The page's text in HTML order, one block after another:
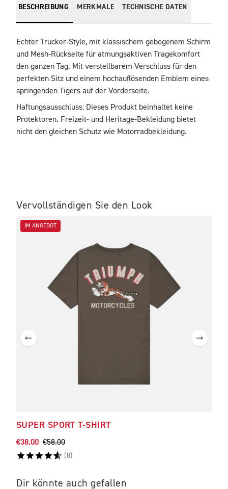
BESCHREIBUNG MERKMALE TECHNISCHE DATEN
Echter Trucker-Style, mit klassischem gebogenem Schirm
und Mesh-Rückseite für atmungsaktiven Tragekomfort
den ganzen Tag. Mit verstellbarem Verschluss für den
perfekten Sitz und einem hochauflösenden Emblem eines
springenden Tigers auf der Vorderseite.
Haftungsausschluss: Dieses Produkt beinhaltet keine
Protektoren. Freizeit- und Heritage-Bekleidung bietet
nicht den gleichen Schutz wie Motorradbekleidung.
Vervollständigen Sie den Look
IM ANGEBOT
SUPER SPORT T-SHIRT
€38.00 €58.00
(8)
Dir könnte auch gefallen